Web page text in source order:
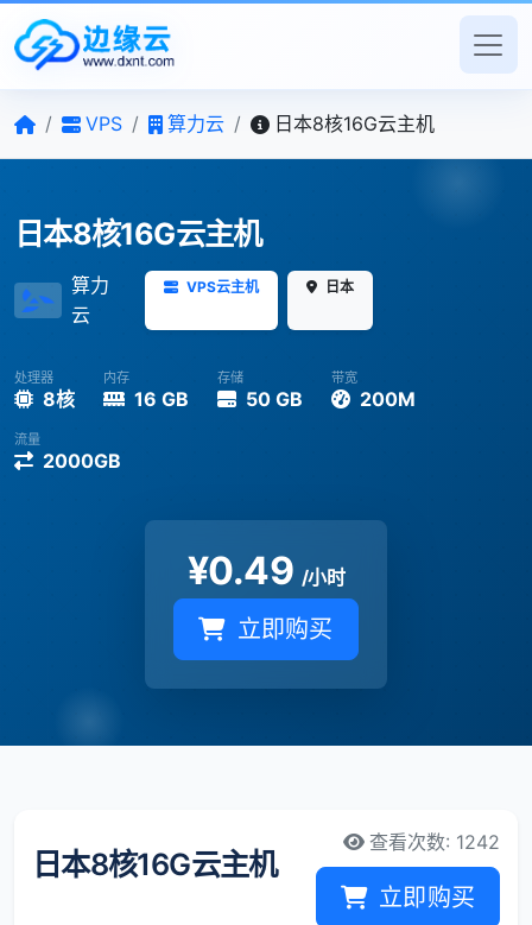
/ VPS / 算力云 / 日本8核16G云主机
日本8核16G云主机
算力
云
VPS云主机 日本
处理器
8核
内存
16 GB
存储
50 GB
带宽
200M
流量
2000GB
¥0.49 /小时
立即购买
日本8核16G云主机
查看次数: 1242
立即购买